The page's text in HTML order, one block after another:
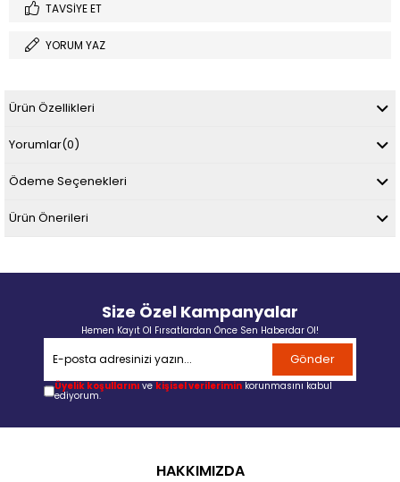
TAVSIYE ET
YORUM YAZ
Ürün Özellikleri
Yorumlar(0)
Ödeme Seçenekleri
Ürün Önerileri
Size Özel Kampanyalar
Hemen Kayıt Ol Fırsatlardan Önce Sen Haberdar Ol!
Gönder
Üyelik koşullarını ve kişisel verilerimin korunmasını kabul
ediyorum.
HAKKIMIZDA